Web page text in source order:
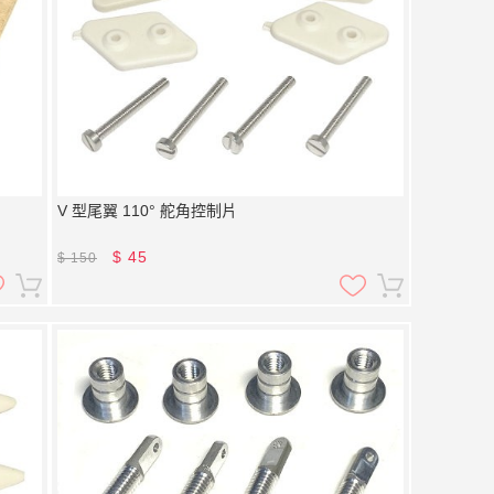
V 型尾翼 110 ° 舵角控制片
$150 $ 45